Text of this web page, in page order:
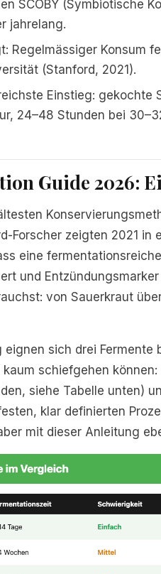
SCOBY (Symbiotische
jahrelang.
Regelmässiger Konsum
(Stanford, 2021).
Einstieg: gekochte
24–48 Stunden bei
Guide 2026:
Forscher zeigten 2021 in
eine
und
von Sauerkraut
eignen sich drei
schiefgehen können:
siehe Tabelle unten)
klar definierten
mit dieser Anleitung